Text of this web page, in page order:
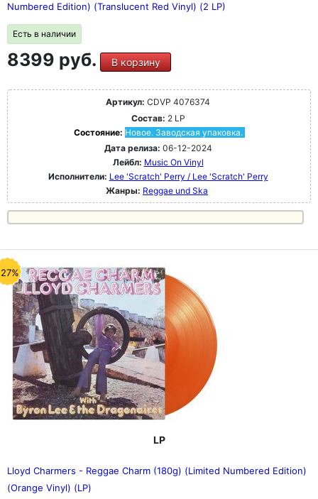
Numbered Edition) (Translucent Red Vinyl) (2 LP)
Есть в наличии
8399 руб. В корзину
Артикул: CDVP 4076374
Состав: 2 LP
Состояние: Новое. Заводская упаковка.
Дата релиза: 06-12-2024
Лейбл: Music On Vinyl
Исполнители: Lee 'Scratch' Perry / Lee 'Scratch' Perry
Жанры: Reggae und Ska
LP
Lloyd Charmers - Reggae Charm (180g) (Limited Numbered Edition)
(Orange Vinyl) (LP)